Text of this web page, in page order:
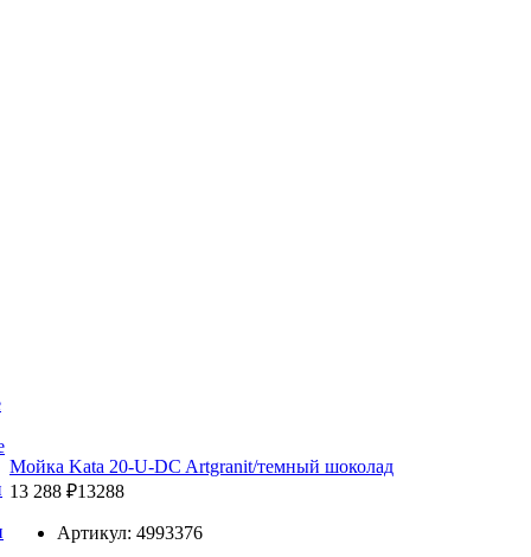
Мойка Kata 20-U-DC Artgranit/темный шоколад
13 288 ₽13288
Артикул: 4993376